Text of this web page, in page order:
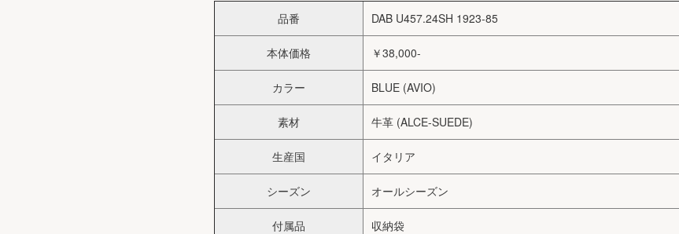
品番 DAB U457.24SH 1923-85
本体価格 ￥38,000-
カラー BLUE (AVIO)
素材 牛革 (ALCE-SUEDE)
生産国 イタリア
シーズン オールシーズン
付属品 収納袋